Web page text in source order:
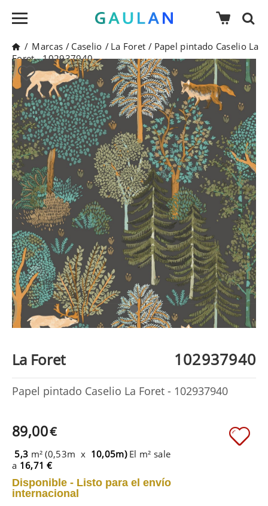
/ Marcas / Caselio / La Foret / Papel pintado Caselio La
Foret - 102937940
La Foret 102937940
Papel pintado Caselio La Foret - 102937940
89,00€
5,3 m² (0,53m x 10,05m) El m² sale
a 16,71 €
Disponible - Listo para el envío
internacional